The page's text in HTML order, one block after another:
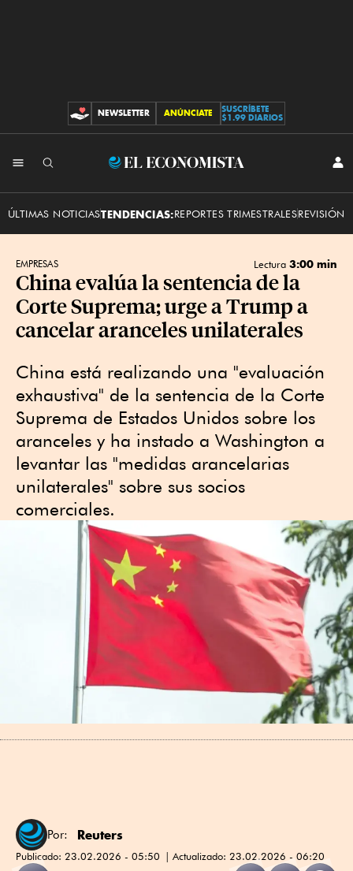
CONTRIBUCIONES
NEWSLETTER ANÚNCIATE
SUSCRÍBETE
$1.99 DIARIOS
El
ÚLTIMAS NOTICIASTENDENCIAS:REPORTES TRIMESTRALESREVISIÓN
EMPRESAS Lectura 3:00 min
China evalúa la sentencia de la
Corte Suprema; urge a Trump a
cancelar aranceles unilaterales
China está realizando una "evaluación
exhaustiva" de la sentencia de ⁠la Corte
Suprema de Estados Unidos sobre los
aranceles y ha instado a Washington a
levantar las "medidas arancelarias
unilaterales" sobre sus ‌socios
comerciales.
Por: Reuters
Publicado: 23.02.2026 - 05:50 Actualizado: 23.02.2026 - 06:20